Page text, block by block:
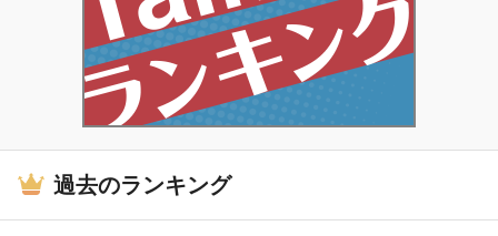
過去のランキング